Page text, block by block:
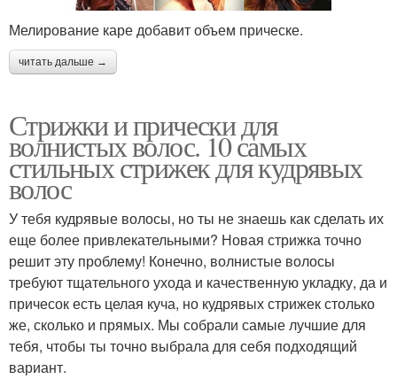
Мелирование каре добавит объем прическе.
читать дальше →
Стрижки и прически для
волнистых волос. 10 самых
стильных стрижек для кудрявых
волос
У тебя кудрявые волосы, но ты не знаешь как сделать их
еще более привлекательными? Новая стрижка точно
решит эту проблему! Конечно, волнистые волосы
требуют тщательного ухода и качественную укладку, да и
причесок есть целая куча, но кудрявых стрижек столько
же, сколько и прямых. Мы собрали самые лучшие для
тебя, чтобы ты точно выбрала для себя подходящий
вариант.